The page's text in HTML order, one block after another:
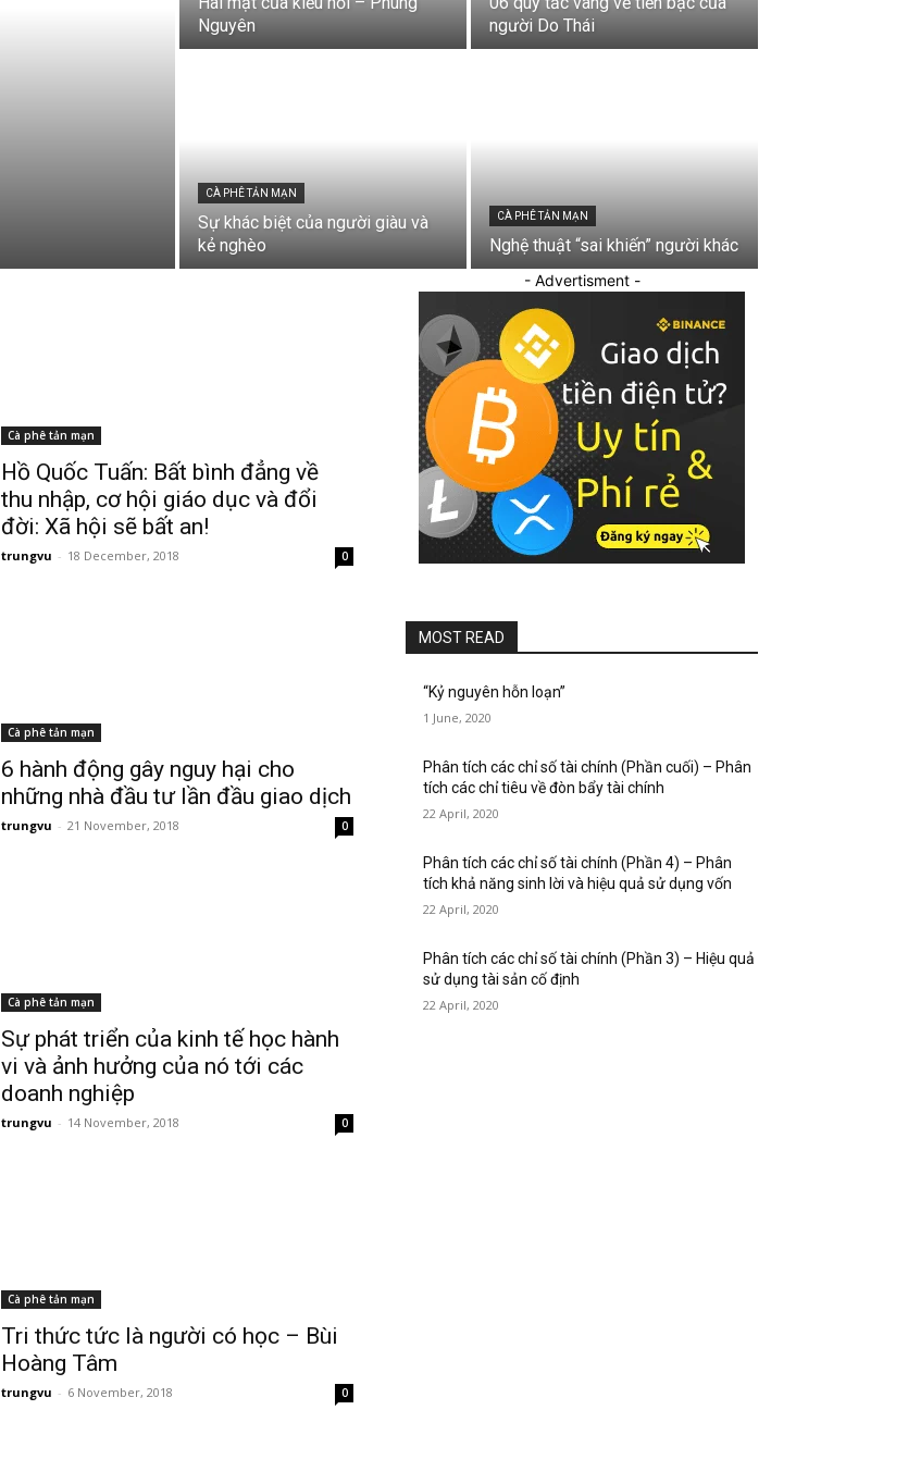
Nguyên
người Do Thái
CÀ PHÊ TẢN MẠN
Sự khác biệt của người giàu và
kẻ nghèo
CÀ PHÊ TẢN MẠN
Nghệ thuật “sai khiến” người khác
Cà phê tản mạn
Hồ Quốc Tuấn: Bất bình đẳng về
thu nhập, cơ hội giáo dục và đổi
đời: Xã hội sẽ bất an!
trungvu - 18 December, 2018 0
Cà phê tản mạn
6 hành động gây nguy hại cho
những nhà đầu tư lần đầu giao dịch
trungvu - 21 November, 2018 0
Cà phê tản mạn
Sự phát triển của kinh tế học hành
vi và ảnh hưởng của nó tới các
doanh nghiệp
trungvu - 14 November, 2018 0
Cà phê tản mạn
Tri thức tức là người có học – Bùi
Hoàng Tâm
trungvu - 6 November, 2018 0
- Advertisment -
MOST READ
“Kỷ nguyên hỗn loạn”
1 June, 2020
Phân tích các chỉ số tài chính (Phần cuối) – Phân
tích các chỉ tiêu về đòn bẩy tài chính
22 April, 2020
Phân tích các chỉ số tài chính (Phần 4) – Phân
tích khả năng sinh lời và hiệu quả sử dụng vốn
22 April, 2020
Phân tích các chỉ số tài chính (Phần 3) – Hiệu quả
sử dụng tài sản cố định
22 April, 2020